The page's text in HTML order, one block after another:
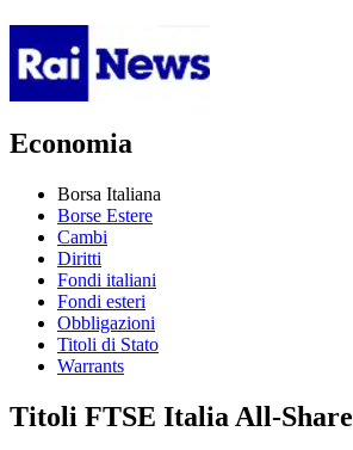
Economia
Borsa Italiana
Borse Estere
Cambi
Diritti
Fondi italiani
Fondi esteri
Obbligazioni
Titoli di Stato
Warrants
Titoli FTSE Italia All-Share